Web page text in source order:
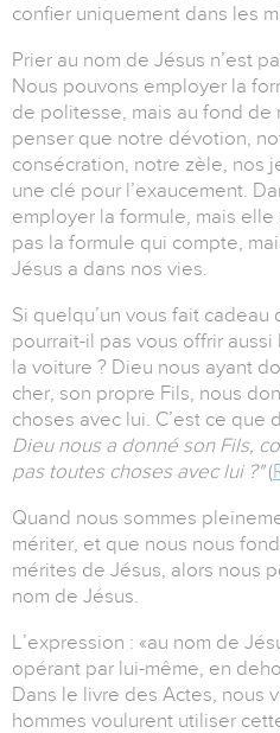
confier uniquement dans les
Prier au nom de Jésus n’est
Nous pouvons employer la
de politesse, mais au fond de
penser que notre dévotion,
consécration, notre zèle, nos
une clé pour l’exaucement.
employer la formule, mais elle
pas la formule qui compte,
Jésus a dans nos vies.
Si quelqu’un vous fait cadeau
pourrait-il pas vous offrir
la voiture ? Dieu nous ayant
cher, son propre Fils, nous
choses avec lui. C’est ce que
Dieu nous a donné son Fils,
pas toutes choses avec lui ?"(
Quand nous sommes
mériter, et que nous nous
mérites de Jésus, alors nous
nom de Jésus.
L’expression : «au nom de
opérant par lui-même, en
Dans le livre des Actes, nous
hommes voulurent utiliser